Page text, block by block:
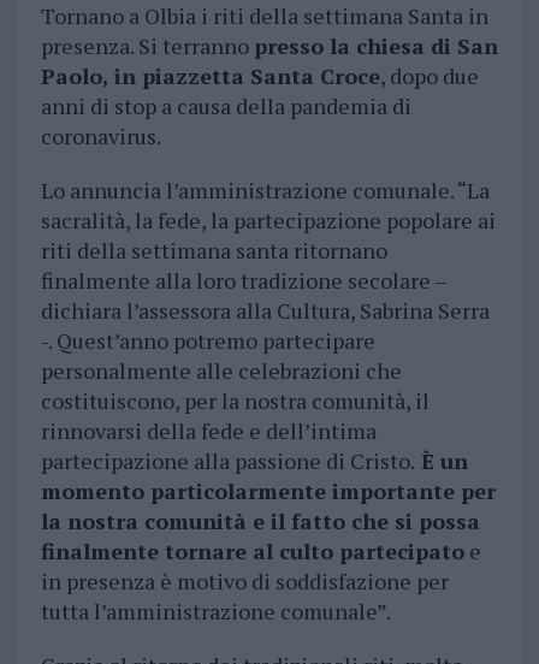
Tornano a Olbia i riti della settimana Santa in
presenza. Si terranno presso la chiesa di San
Paolo, in piazzetta Santa Croce, dopo due
anni di stop a causa della pandemia di
coronavirus.
Lo annuncia l’amministrazione comunale. “La
sacralità, la fede, la partecipazione popolare ai
riti della settimana santa ritornano
finalmente alla loro tradizione secolare –
dichiara l’assessora alla Cultura, Sabrina Serra
-. Quest’anno potremo partecipare
personalmente alle celebrazioni che
costituiscono, per la nostra comunità, il
rinnovarsi della fede e dell’intima
partecipazione alla passione di Cristo. È un
momento particolarmente importante per
la nostra comunità e il fatto che si possa
finalmente tornare al culto partecipatoe
in presenza è motivo di soddisfazione per
tutta l’amministrazione comunale”.